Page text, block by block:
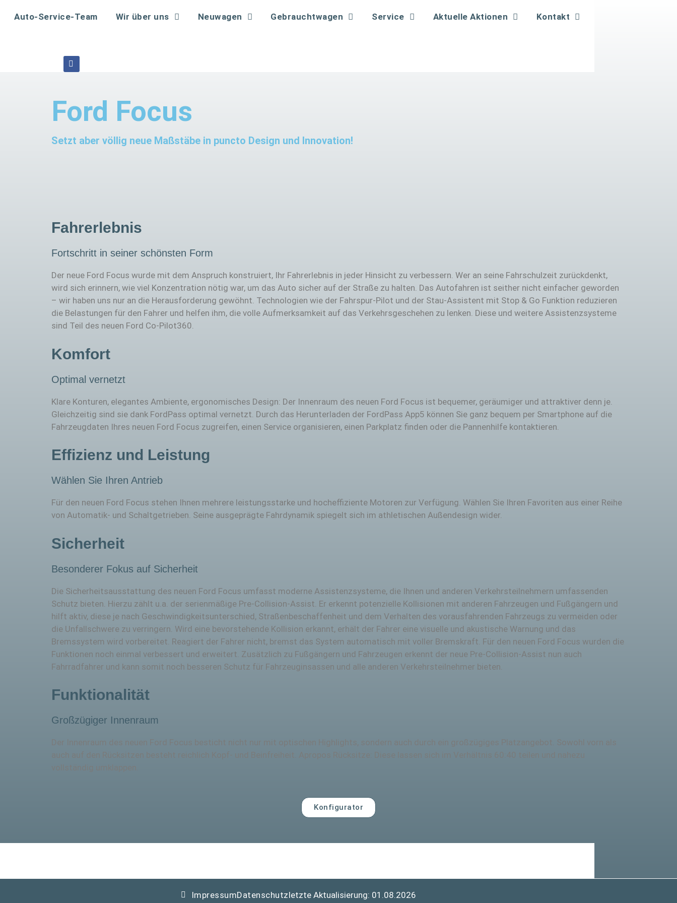
Auto-Service-Team Wir über uns Neuwagen Gebrauchtwagen Service Aktuelle Aktionen Kontakt
Ford Focus
Setzt aber völlig neue Maßstäbe in puncto Design und Innovation!
Fahrerlebnis
Fortschritt in seiner schönsten Form
Der neue Ford Focus wurde mit dem Anspruch konstruiert, Ihr Fahrerlebnis in jeder Hinsicht zu verbessern. Wer an seine Fahrschulzeit zurückdenkt,
wird sich erinnern, wie viel Konzentration nötig war, um das Auto sicher auf der Straße zu halten. Das Autofahren ist seither nicht einfacher geworden
– wir haben uns nur an die Herausforderung gewöhnt. Technologien wie der Fahrspur-Pilot und der Stau-Assistent mit Stop & Go Funktion reduzieren
die Belastungen für den Fahrer und helfen ihm, die volle Aufmerksamkeit auf das Verkehrsgeschehen zu lenken. Diese und weitere Assistenzsysteme
sind Teil des neuen Ford Co-Pilot360.
Komfort
Optimal vernetzt
Klare Konturen, elegantes Ambiente, ergonomisches Design: Der Innenraum des neuen Ford Focus ist bequemer, geräumiger und attraktiver denn je.
Gleichzeitig sind sie dank FordPass optimal vernetzt. Durch das Herunterladen der FordPass App5 können Sie ganz bequem per Smartphone auf die
Fahrzeugdaten Ihres neuen Ford Focus zugreifen, einen Service organisieren, einen Parkplatz finden oder die Pannenhilfe kontaktieren.
Effizienz und Leistung
Wählen Sie Ihren Antrieb
Für den neuen Ford Focus stehen Ihnen mehrere leistungsstarke und hocheffiziente Motoren zur Verfügung. Wählen Sie Ihren Favoriten aus einer Reihe
von Automatik- und Schaltgetrieben. Seine ausgeprägte Fahrdynamik spiegelt sich im athletischen Außendesign wider.
Sicherheit
Besonderer Fokus auf Sicherheit
Die Sicherheitsausstattung des neuen Ford Focus umfasst moderne Assistenzsysteme, die Ihnen und anderen Verkehrsteilnehmern umfassenden
Schutz bieten. Hierzu zählt u.a. der serienmäßige Pre-Collision-Assist. Er erkennt potenzielle Kollisionen mit anderen Fahrzeugen und Fußgängern und
hilft aktiv, diese je nach Geschwindigkeitsunterschied, Straßenbeschaffenheit und dem Verhalten des vorausfahrenden Fahrzeugs zu vermeiden oder
die Unfallschwere zu verringern. Wird eine bevorstehende Kollision erkannt, erhält der Fahrer eine visuelle und akustische Warnung und das
Bremssystem wird vorbereitet. Reagiert der Fahrer nicht, bremst das System automatisch mit voller Bremskraft. Für den neuen Ford Focus wurden die
Funktionen noch einmal verbessert und erweitert. Zusätzlich zu Fußgängern und Fahrzeugen erkennt der neue Pre-Collision-Assist nun auch
Fahrradfahrer und kann somit noch besseren Schutz für Fahrzeuginsassen und alle anderen Verkehrsteilnehmer bieten.
Funktionalität
Großzügiger Innenraum
Der Innenraum des neuen Ford Focus besticht nicht nur mit optischen Highlights, sondern auch durch ein großzügiges Platzangebot. Sowohl vorn als
Konfigurator
ImpressumDatenschutzletzte Aktualisierung: 01.08.2026